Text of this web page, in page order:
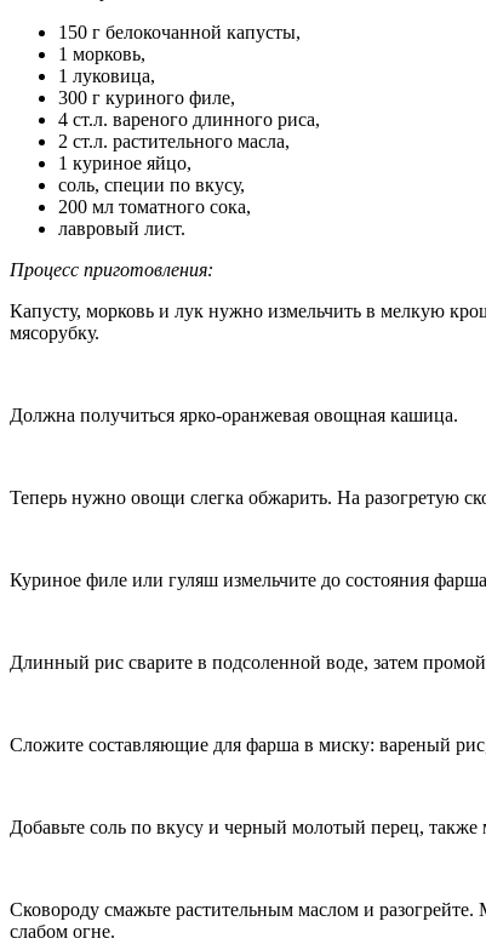
150 г белокочанной капусты,
1 морковь,
1 луковица,
300 г куриного филе,
4 ст.л. вареного длинного риса,
2 ст.л. растительного масла,
1 куриное яйцо,
соль, специи по вкусу,
200 мл томатного сока,
лавровый лист.
Процесс приготовления:
Капусту, морковь и лук нужно измельчить в мелкую
мясорубку.
Должна получиться ярко-оранжевая овощная кашица.
Теперь нужно овощи слегка обжарить. На разогретую
Куриное филе или гуляш измельчите до состояния
Длинный рис сварите в подсоленной воде, затем
Сложите составляющие для фарша в миску: вареный
Добавьте соль по вкусу и черный молотый перец,
Сковороду смажьте растительным маслом и
слабом огне.